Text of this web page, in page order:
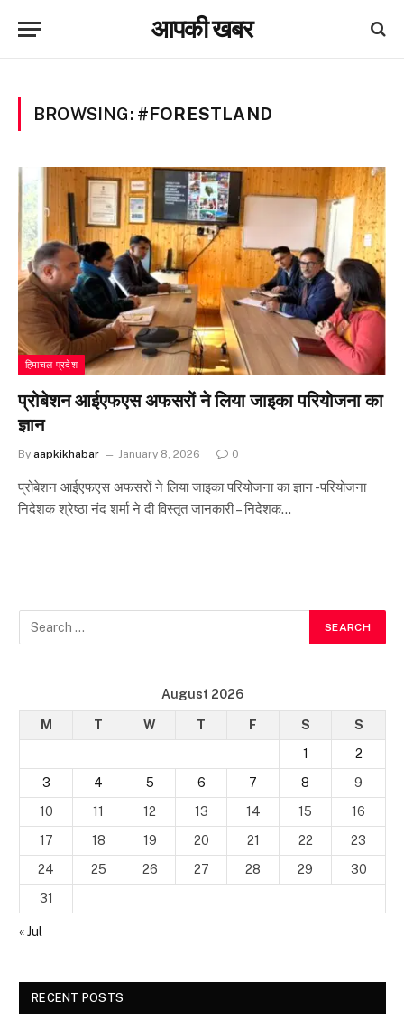
आपकी खबर
BROWSING: #FORESTLAND
हिमाचल प्रदेश
प्रोबेशन आईएफएस अफसरों ने लिया जाइका परियोजना का
ज्ञान
By aapkikhabar January 8, 2026 0
प्रोबेशन आईएफएस अफसरों ने लिया जाइका परियोजना का ज्ञान -परियोजना
निदेशक श्रेष्ठा नंद शर्मा ने दी विस्तृत जानकारी – निदेशक…
August 2026
M T W T F S
S
1
2
3
4 5 6 7 8
9
10
11 12 13 14 15
16
17
18 19 20 21 22
23
24
25 26 27 28 29
30
31
« Jul
RECENT POSTS